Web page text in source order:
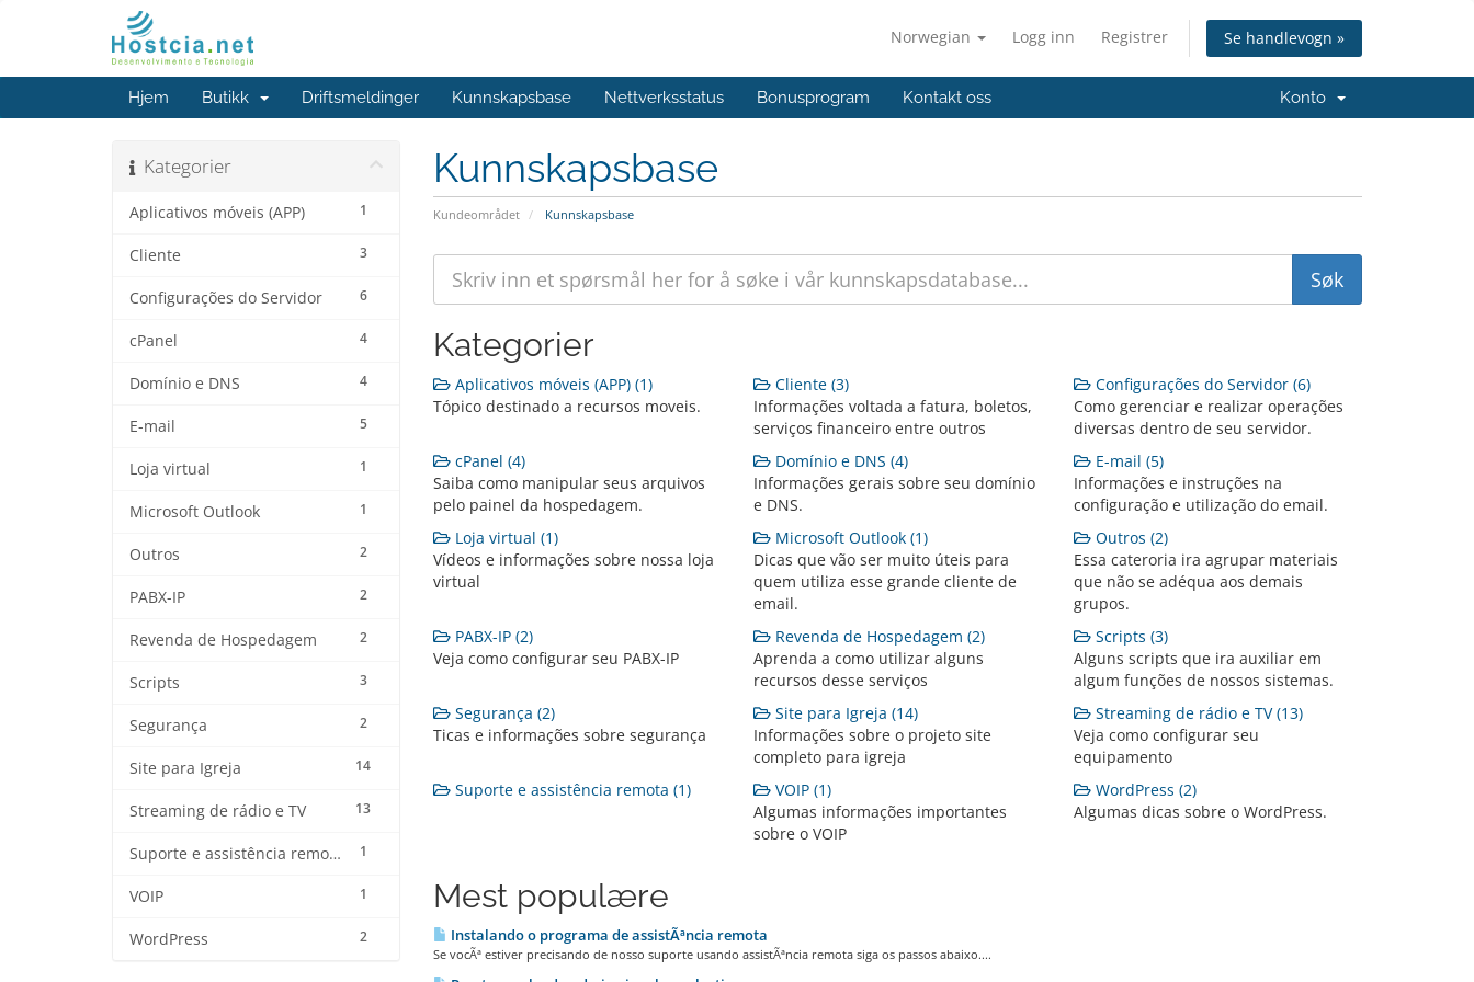
Norwegian Logg inn Registrer Se handlevogn »
Hjem Butikk Driftsmeldinger Kunnskapsbase Nettverksstatus Bonusprogram Kontakt oss Konto
Kunnskapsbase
Kundeområdet Kunnskapsbase
Kategorier
1
Aplicativos móveis (APP)
3
Cliente
6
Configurações do Servidor
4
cPanel
4
Domínio e DNS
5
E-mail
1
Loja virtual
1
Microsoft Outlook
2
Outros
2
PABX-IP
2
Revenda de Hospedagem
3
Scripts
2
Segurança
14
Site para Igreja
13
Streaming de rádio e TV
1
Suporte e assistência remota
1
VOIP
2
WordPress
Kategorier
Aplicativos móveis (APP) (1)
Tópico destinado a recursos moveis.
Cliente (3)
Informações voltada a fatura, boletos,
serviços financeiro entre outros
Configurações do Servidor (6)
Como gerenciar e realizar operações
diversas dentro de seu servidor.
cPanel (4)
Saiba como manipular seus arquivos
pelo painel da hospedagem.
Domínio e DNS (4)
Informações gerais sobre seu domínio
e DNS.
E-mail (5)
Informações e instruções na
configuração e utilização do email.
Loja virtual (1)
Vídeos e informações sobre nossa loja
virtual
Microsoft Outlook (1)
Dicas que vão ser muito úteis para
quem utiliza esse grande cliente de
email.
Outros (2)
Essa cateroria ira agrupar materiais
que não se adéqua aos demais
grupos.
PABX-IP (2)
Veja como configurar seu PABX-IP
Revenda de Hospedagem (2)
Aprenda a como utilizar alguns
recursos desse serviços
Scripts (3)
Alguns scripts que ira auxiliar em
algum funções de nossos sistemas.
Segurança (2)
Ticas e informações sobre segurança
Site para Igreja (14)
Informações sobre o projeto site
completo para igreja
Streaming de rádio e TV (13)
Veja como configurar seu
equipamento
Suporte e assistência remota (1)
VOIP (1)
Algumas informações importantes
sobre o VOIP
WordPress (2)
Algumas dicas sobre o WordPress.
Mest populære
Instalando o programa de assistÃªncia remota
Se vocÃª estiver precisando de nosso suporte usando assistÃªncia remota siga os passos abaixo....